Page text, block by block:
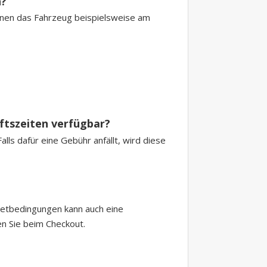
das Fahrzeug beispielsweise am
verfügbar?
dafür eine Gebühr anfällt, wird diese
kann auch eine
Sie beim Checkout.